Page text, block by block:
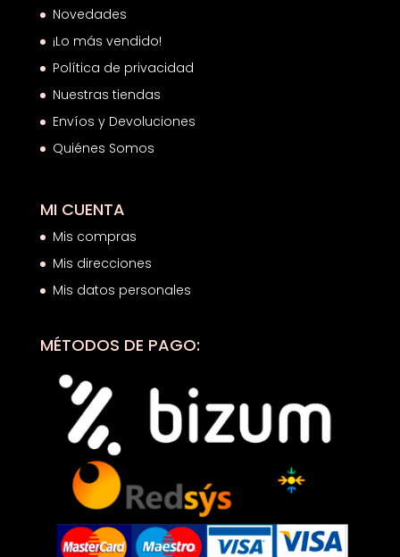
Novedades
¡Lo más vendido!
Política de privacidad
Nuestras tiendas
Envíos y Devoluciones
Quiénes Somos
MI CUENTA
Mis compras
Mis direcciones
Mis datos personales
MÉTODOS DE PAGO: